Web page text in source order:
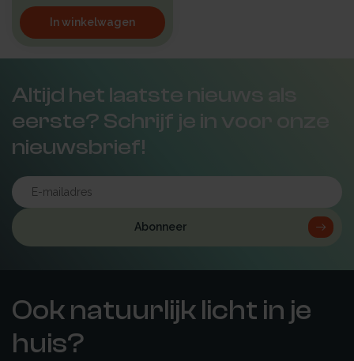
In winkelwagen
Altijd het laatste nieuws als
eerste? Schrijf je in voor onze
nieuwsbrief!
Abonneer
Ook natuurlijk licht in je
huis?